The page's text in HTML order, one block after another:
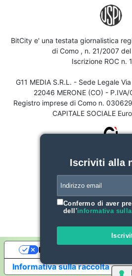
BitCity e' una testata giornalistica
di Como , n. 21/2007
Iscrizione ROC n.
G11 MEDIA S.R.L. - Sede Legale
22046 MERONE (CO) -
Registro imprese di Como n.
CAPITALE SOCIALE
Iscriviti alla
Confermo di aver
dell'informativa
Informativa sulla raccolta
Le tue preferenze